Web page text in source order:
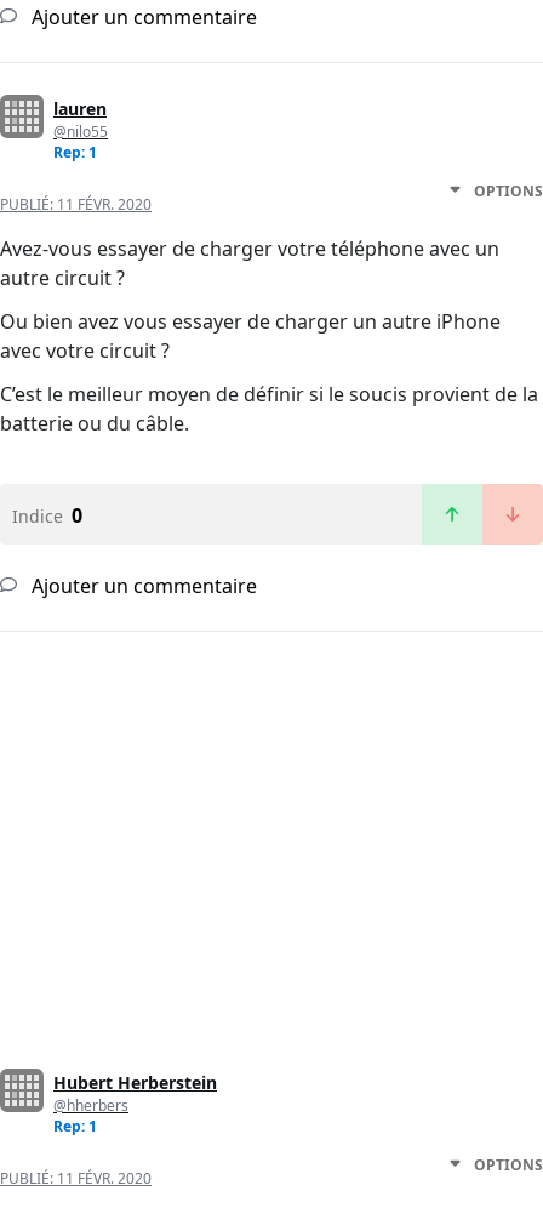
Ajouter un commentaire
lauren
@nilo55
Rep: 1
PUBLIÉ: 11 FÉVR. 2020
OPTIONS
Avez-vous essayer de charger votre téléphone avec un
autre circuit ?
Ou bien avez vous essayer de charger un autre iPhone
avec votre circuit ?
C’est le meilleur moyen de définir si le soucis provient de la
batterie ou du câble.
Indice 0
Ajouter un commentaire
Hubert Herberstein
@hherbers
Rep: 1
PUBLIÉ: 11 FÉVR. 2020
OPTIONS